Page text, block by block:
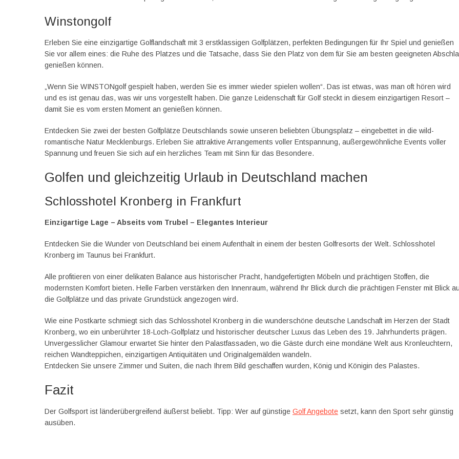
Winstongolf
Erleben Sie eine einzigartige Golflandschaft mit 3 erstklassigen Golfplätzen, perfekten Bedingungen für Ihr Spiel und genießen
Sie vor allem eines: die Ruhe des Platzes und die Tatsache, dass Sie den Platz von dem für Sie am besten geeigneten
genießen können.
„Wenn Sie WINSTONgolf gespielt haben, werden Sie es immer wieder spielen wollen“. Das ist etwas, was man oft hören wird
und es ist genau das, was wir uns vorgestellt haben. Die ganze Leidenschaft für Golf steckt in diesem einzigartigen Resort –
damit Sie es vom ersten Moment an genießen können.
Entdecken Sie zwei der besten Golfplätze Deutschlands sowie unseren beliebten Übungsplatz – eingebettet in die wild-
romantische Natur Mecklenburgs. Erleben Sie attraktive Arrangements voller Entspannung, außergewöhnliche Events voller
Spannung und freuen Sie sich auf ein herzliches Team mit Sinn für das Besondere.
Golfen und gleichzeitig Urlaub in Deutschland machen
Schlosshotel Kronberg in Frankfurt
Einzigartige Lage – Abseits vom Trubel – Elegantes Interieur
Entdecken Sie die Wunder von Deutschland bei einem Aufenthalt in einem der besten Golfresorts der Welt. Schlosshotel
Kronberg im Taunus bei Frankfurt.
Alle profitieren von einer delikaten Balance aus historischer Pracht, handgefertigten Möbeln und prächtigen Stoffen, die
modernsten Komfort bieten. Helle Farben verstärken den Innenraum, während Ihr Blick durch die prächtigen Fenster mit Blick
die Golfplätze und das private Grundstück angezogen wird.
Wie eine Postkarte schmiegt sich das Schlosshotel Kronberg in die wunderschöne deutsche Landschaft im Herzen der Stadt
Kronberg, wo ein unberührter 18-Loch-Golfplatz und historischer deutscher Luxus das Leben des 19. Jahrhunderts prägen.
Unvergesslicher Glamour erwartet Sie hinter den Palastfassaden, wo die Gäste durch eine mondäne Welt aus Kronleuchtern,
reichen Wandteppichen, einzigartigen Antiquitäten und Originalgemälden wandeln.
Entdecken Sie unsere Zimmer und Suiten, die nach Ihrem Bild geschaffen wurden, König und Königin des Palastes.
Fazit
Der Golfsport ist länderübergreifend äußerst beliebt. Tipp: Wer auf günstige Golf Angebote setzt, kann den Sport sehr günstig
ausüben.